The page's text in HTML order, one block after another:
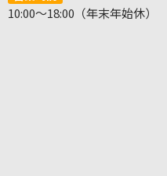
10:00～18:00（年末年始休）